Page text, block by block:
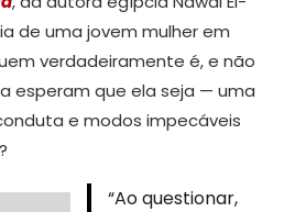
de uma jovem mulher em
verdadeiramente é, e não
esperam que ela seja — uma
e modos impecáveis
“Ao questionar,